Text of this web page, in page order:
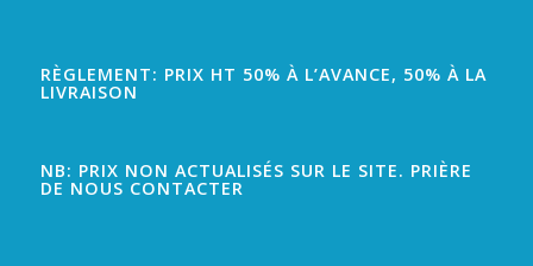
RÈGLEMENT: PRIX HT 50% À L’AVANCE, 50% À LA
LIVRAISON
NB: PRIX NON ACTUALISÉS SUR LE SITE. PRIÈRE
DE NOUS CONTACTER